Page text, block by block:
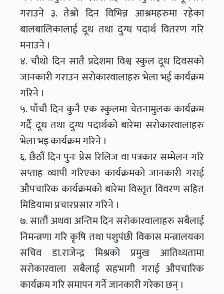
गराउने ३. तेश्रो दिन विभिन्न आश्रमहरुमा रहेका
बालबालिकालाई दूध तथा दुग्ध पदार्थ वितरण गरि
मनाउने ।
४. चौथो दिन सातै प्रदेशमा विश्व स्कुल दूध दिवसको
जानकारी गराउन सरोकारवालाहरु भेला भई कार्यक्रम
गरिने ।
५. पाँचौ दिन कुनै एक स्कुलमा चेतनामुलक कार्यक्रम
गर्दै दूध तथा दुग्ध पदार्थको बारेमा सरोकारवालाहरु
भेला भइ कार्यक्रम गरिने ।
६. छैठौं दिन पुनः प्रेस रिलिज वा पत्रकार सम्मेलन गरि
सप्ताह व्यापी गरिएका कार्यक्रमको जानकारी गराई
औपचारिक कार्यक्रमको बारेमा विस्तृत विवरण सहित
मिडियामा प्रचारप्रसार गरिने ।
७. सातौं अथवा अन्तिम दिन सरोकारवालाहरु सबैलाई
निमन्त्रणा गरि कृषि तथा पशुपंछी विकास मन्त्रालयका
सचिव डा.राजेन्द्र मिश्रको प्रमुख आतिथ्यतामा
सरोकारवाला सबैलाई सहभागी गराई औपचारिक
कार्यक्रम गरि समापन गर्ने जानकारी गरेका छन् ।